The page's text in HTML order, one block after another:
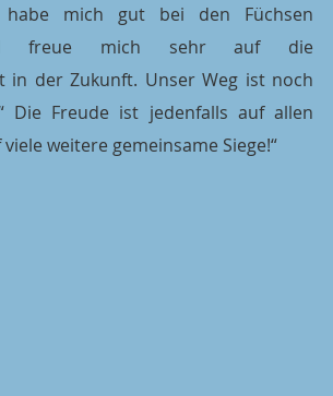
habe mich gut bei den Füchsen
freue mich sehr auf die
in der Zukunft. Unser Weg ist noch
Die Freude ist jedenfalls auf allen
weitere gemeinsame Siege!“